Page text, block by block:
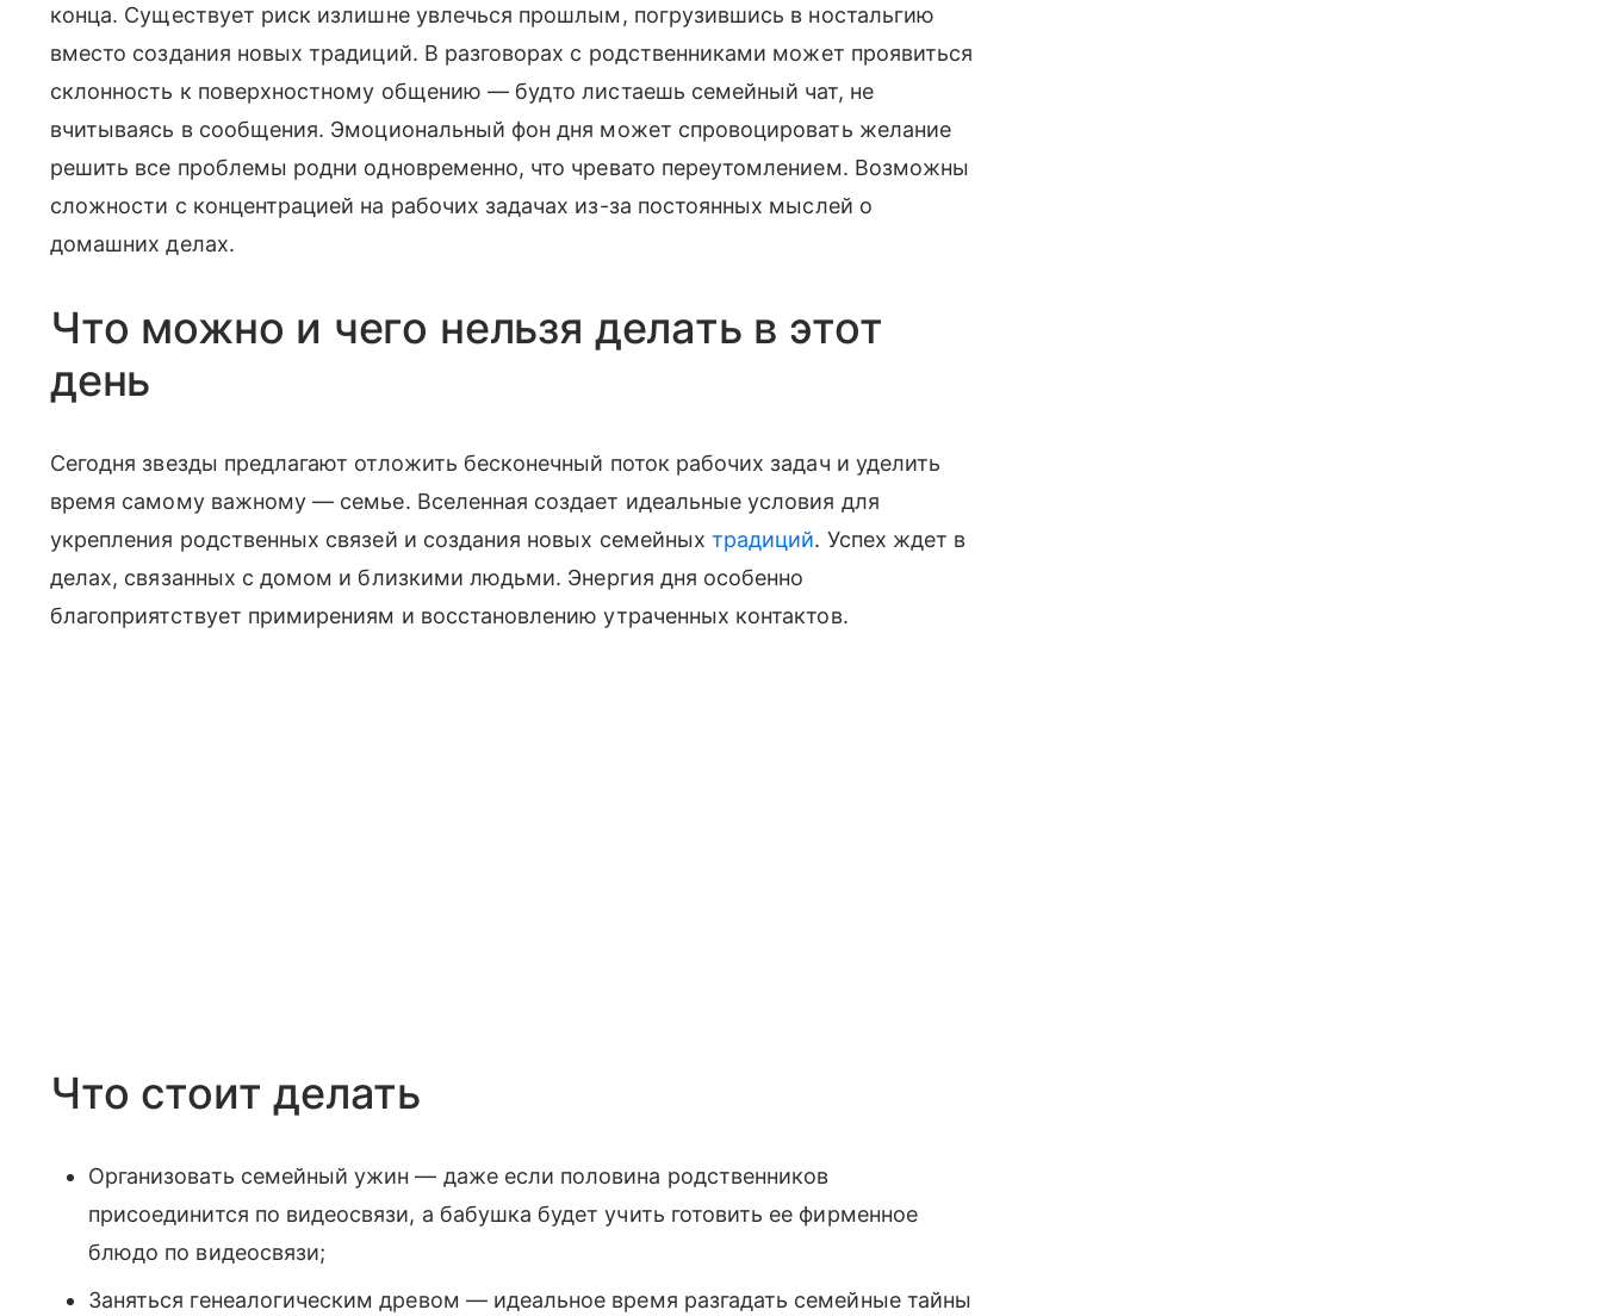
конца. Существует риск излишне увлечься прошлым, погрузившись в ностальгию
вместо создания новых традиций. В разговорах с родственниками может проявиться
склонность к поверхностному общению — будто листаешь семейный чат, не
вчитываясь в сообщения. Эмоциональный фон дня может спровоцировать желание
решить все проблемы родни одновременно, что чревато переутомлением. Возможны
сложности с концентрацией на рабочих задачах из-за постоянных мыслей о
домашних делах.
Что можно и чего нельзя делать в этот
день
Сегодня звезды предлагают отложить бесконечный поток рабочих задач и уделить
время самому важному — семье. Вселенная создает идеальные условия для
укрепления родственных связей и создания новых семейных традиций. Успех ждет в
делах, связанных с домом и близкими людьми. Энергия дня особенно
благоприятствует примирениям и восстановлению утраченных контактов.
Что стоит делать
Организовать семейный ужин — даже если половина родственников
присоединится по видеосвязи, а бабушка будет учить готовить ее фирменное
блюдо по видеосвязи;
Заняться генеалогическим древом — идеальное время разгадать семейные тайны